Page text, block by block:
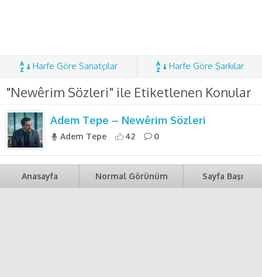
Harfe Göre Sanatçılar Harfe Göre Şarkılar
"Newêrim Sözleri" ile Etiketlenen Konular
Adem Tepe – Newêrim Sözleri
Adem Tepe 42 0
Anasayfa Normal Görünüm Sayfa Başı